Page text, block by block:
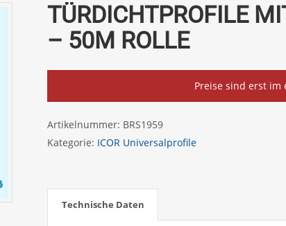
TÜRDICHTPROFILE
– 50M ROLLE
Preise sind erst im
Artikelnummer: BRS1959
Kategorie: ICOR Universalprofile
Technische Daten